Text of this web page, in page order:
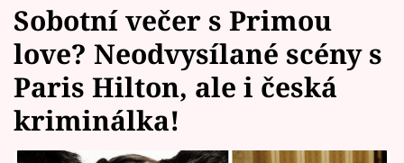
Témata
Celebrity
Vztahy
Sobotní večer s Primou
love? Neodvysílané scény s
Paris Hilton, ale i česká
kriminálka!